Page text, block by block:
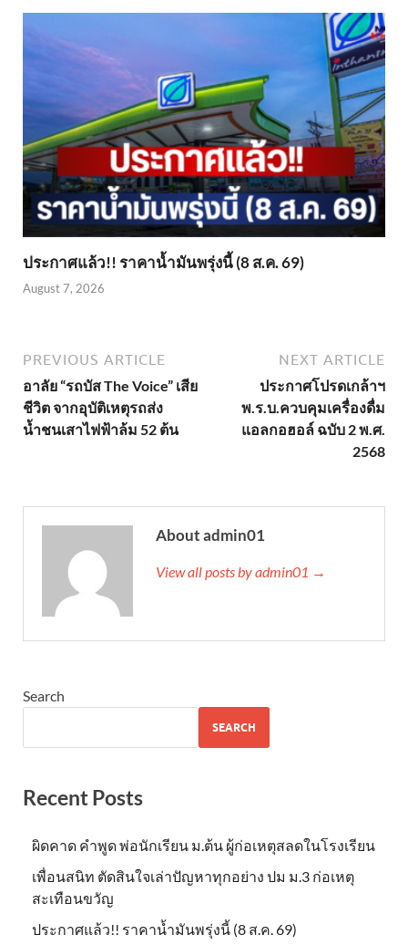
ประกาศแล้ว!! ราคาน้ำมันพรุ่งนี้ (8 ส.ค. 69)
August 7, 2026
PREVIOUS ARTICLE
อาลัย “รถบัส The Voice” เสีย
ชีวิต จากอุบัติเหตุรถส่ง
น้ำชนเสาไฟฟ้าล้ม 52 ต้น
NEXT ARTICLE
ประกาศโปรดเกล้าฯ
พ.ร.บ.ควบคุมเครื่องดื่ม
แอลกอฮอล์ ฉบับ 2 พ.ศ.
2568
About admin01
View all posts by admin01 →
Search
SEARCH
Recent Posts
ผิดคาด คำพูด พ่อนักเรียน ม.ต้น ผู้ก่อเหตุสลดในโรงเรียน
เพื่อนสนิท ตัดสินใจเล่าปัญหาทุกอย่าง ปม ม.3 ก่อเหตุ
สะเทือนขวัญ
ประกาศแล้ว!! ราคาน้ำมันพรุ่งนี้ (8 ส.ค. 69)